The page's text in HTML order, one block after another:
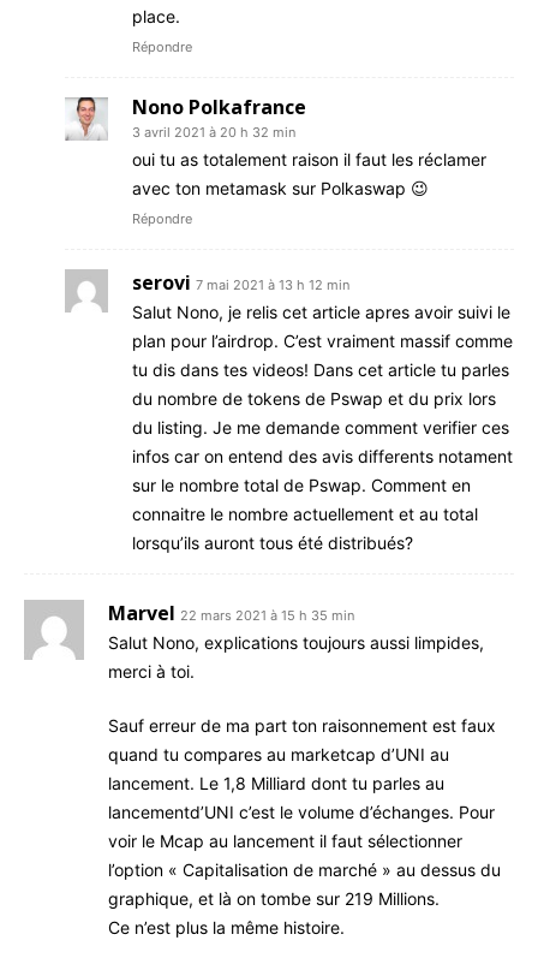
place.
Répondre
Nono Polkafrance
3 avril 2021 à 20 h 32 min
oui tu as totalement raison il faut les réclamer
avec ton metamask sur Polkaswap 😉
Répondre
serovi 7 mai 2021 à 13 h 12 min
Salut Nono, je relis cet article apres avoir suivi le
plan pour l’airdrop. C’est vraiment massif comme
tu dis dans tes videos! Dans cet article tu parles
du nombre de tokens de Pswap et du prix lors
du listing. Je me demande comment verifier ces
infos car on entend des avis differents notament
sur le nombre total de Pswap. Comment en
connaitre le nombre actuellement et au total
lorsqu’ils auront tous été distribués?
Marvel 22 mars 2021 à 15 h 35 min
Salut Nono, explications toujours aussi limpides,
merci à toi.
Sauf erreur de ma part ton raisonnement est faux
quand tu compares au marketcap d’UNI au
lancement. Le 1,8 Milliard dont tu parles au
lancementd’UNI c’est le volume d’échanges. Pour
voir le Mcap au lancement il faut sélectionner
l’option « Capitalisation de marché » au dessus du
graphique, et là on tombe sur 219 Millions.
Ce n’est plus la même histoire.